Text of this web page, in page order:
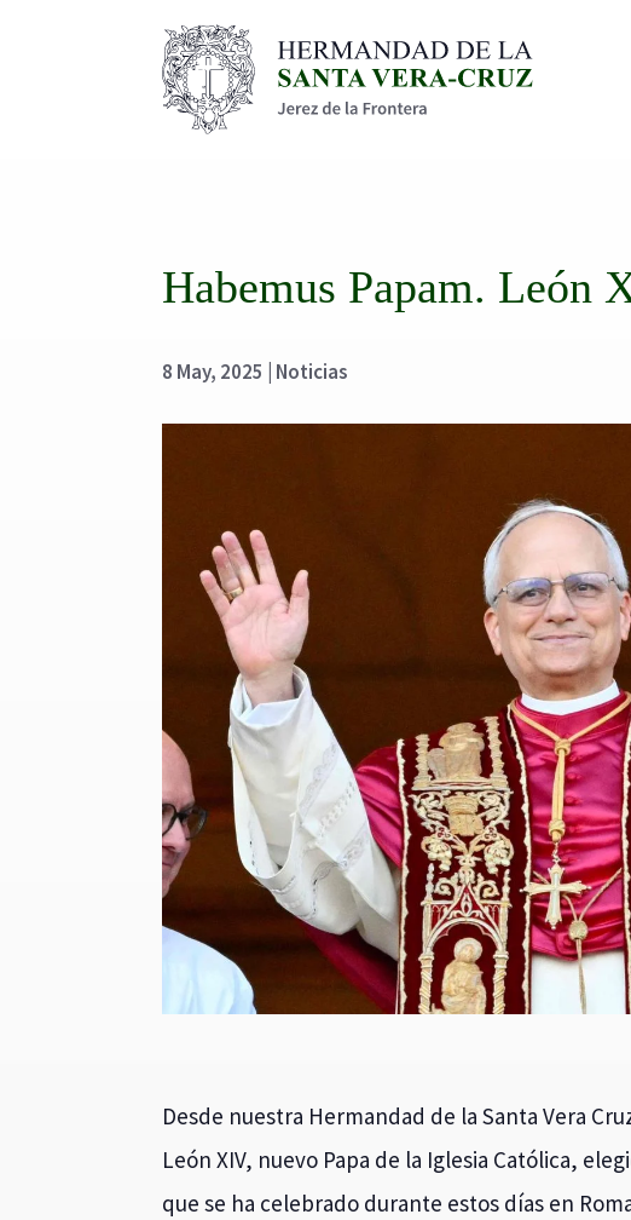
Habemus Papam. León
8 May, 2025 Noticias
Desde nuestra Hermandad de la Santa Vera
León XIV, nuevo Papa de la Iglesia Católica,
que se ha celebrado durante estos días en